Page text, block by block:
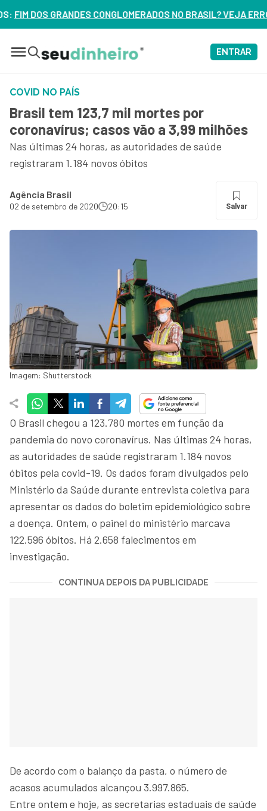
NO BRASIL? VEJA ERROS DE 3 DELES – ASSISTA
ENTRAR
COVID NO PAÍS
Brasil tem 123,7 mil mortes por
coronavírus; casos vão a 3,99 milhões
Nas últimas 24 horas, as autoridades de saúde
registraram 1.184 novos óbitos
Agência Brasil
02 de setembro de 2020 20:15 Salvar
Imagem: Shutterstock
O Brasil chegou a 123.780 mortes em função da
pandemia do novo coronavírus. Nas últimas 24 horas,
as autoridades de saúde registraram 1.184 novos
óbitos pela covid-19. Os dados foram divulgados pelo
Ministério da Saúde durante entrevista coletiva para
apresentar os dados do boletim epidemiológico sobre
a doença. Ontem, o painel do ministério marcava
122.596 óbitos. Há 2.658 falecimentos em
investigação.
CONTINUA DEPOIS DA PUBLICIDADE
De acordo com o balanço da pasta, o número de
acasos acumulados alcançou 3.997.865.
Entre ontem e hoje, as secretarias estaduais de saúde